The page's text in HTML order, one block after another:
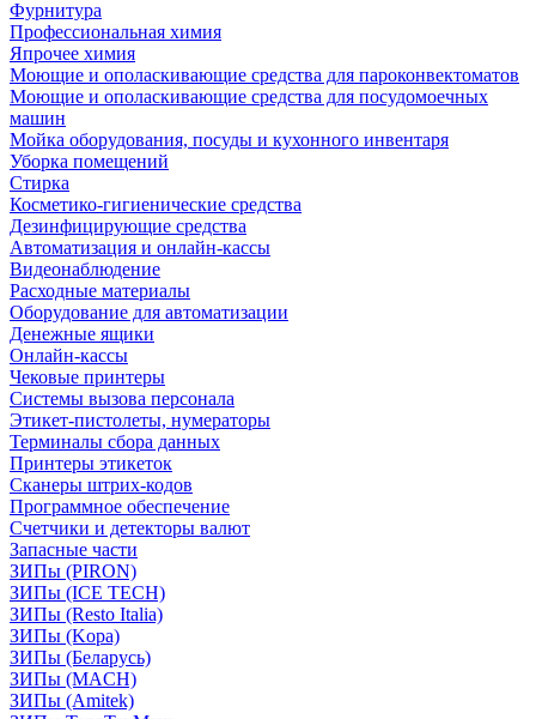
Фурнитура
Профессиональная химия
Япрочее химия
Моющие и ополаскивающие средства для пароконвектоматов
Моющие и ополаскивающие средства для посудомоечных
машин
Мойка оборудования, посуды и кухонного инвентаря
Уборка помещений
Стирка
Косметико-гигиенические средства
Дезинфицирующие средства
Автоматизация и онлайн-кассы
Видеонаблюдение
Расходные материалы
Оборудование для автоматизации
Денежные ящики
Онлайн-кассы
Чековые принтеры
Системы вызова персонала
Этикет-пистолеты, нумераторы
Терминалы сбора данных
Принтеры этикеток
Сканеры штрих-кодов
Программное обеспечение
Счетчики и детекторы валют
Запасные части
ЗИПы (PIRON)
ЗИПы (ICE TECH)
ЗИПы (Resto Italia)
ЗИПы (Kopa)
ЗИПы (Беларусь)
ЗИПы (MACH)
ЗИПы (Amitek)